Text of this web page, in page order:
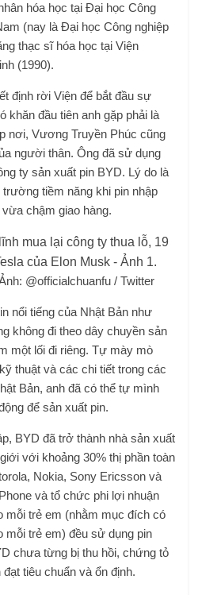
hóa học tại Đại học Công
(nay là Đại học Công nghiệp
thạc sĩ hóa học tại Viện
(1990).
định rời Viện để bắt đầu sự
khăn đầu tiên anh gặp phải là
nơi, Vương Truyền Phúc cũng
người thân. Ông đã sử dụng
ty sản xuất pin BYD. Lý do là
tiềm năng khi pin nhập
chậm giao hàng.
@officialchuanfu / Twitter
nổi tiếng của Nhật Bản như
không đi theo dây chuyền sản
một lối đi riêng. Tự mày mò
thuật và các chi tiết trong các
Bản, anh đã có thể tự mình
để sản xuất pin.
BYD đã trở thành nhà sản xuất
với khoảng 30% thị phần toàn
Nokia, Sony Ericsson và
và tổ chức phi lợi nhuận
mỗi trẻ em (nhằm mục đích có
mỗi trẻ em) đều sử dụng pin
chưa từng bị thu hồi, chứng tỏ
tiêu chuẩn và ổn định.